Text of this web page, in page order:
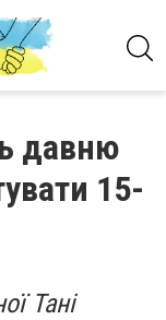
давню
15-
Тані